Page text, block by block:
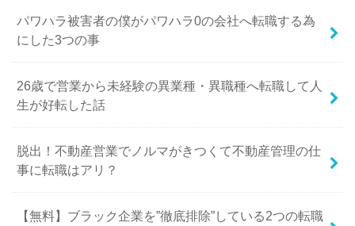
パワハラ被害者の僕がパワハラ0の会社へ転職する為
にした3つの事
26歳で営業から未経験の異業種・異職種へ転職して人
生が好転した話
脱出！不動産営業でノルマがきつくて不動産管理の仕
事に転職はアリ？
【無料】ブラック企業を”徹底排除”している2つの転職